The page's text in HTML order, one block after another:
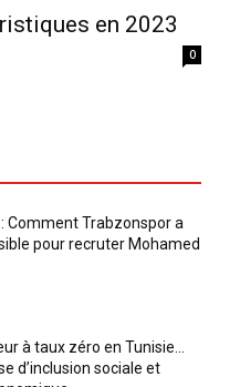
en 2023
0
Comment Trabzonspor a
pour recruter Mohamed
à taux zéro en Tunisie…
d’inclusion sociale et